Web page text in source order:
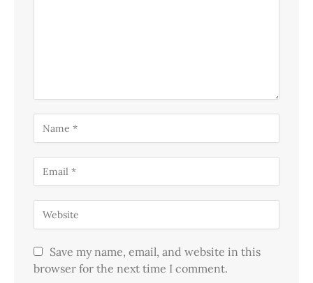
Save my name, email, and website in this
browser for the next time I comment.